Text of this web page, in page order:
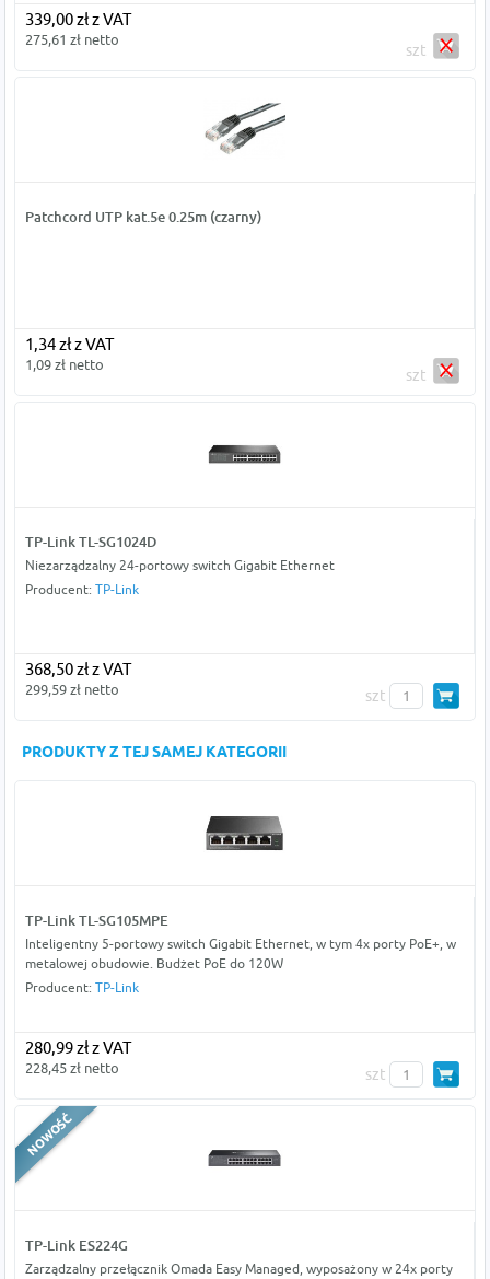
339,00 zł z VAT
275,61 zł netto
szt
Patchcord UTP kat.5e 0.25m (czarny)
1,34 zł z VAT
1,09 zł netto
szt
TP-Link TL-SG1024D
Niezarządzalny 24-portowy switch Gigabit Ethernet
Producent: TP-Link
368,50 zł z VAT
299,59 zł netto szt
PRODUKTY Z TEJ SAMEJ KATEGORII
TP-Link TL-SG105MPE
Inteligentny 5-portowy switch Gigabit Ethernet, w tym 4x porty PoE+, w
metalowej obudowie. Budżet PoE do 120W
Producent: TP-Link
280,99 zł z VAT
228,45 zł netto szt
TP-Link ES224G
Zarządzalny przełącznik Omada Easy Managed, wyposażony w 24x porty